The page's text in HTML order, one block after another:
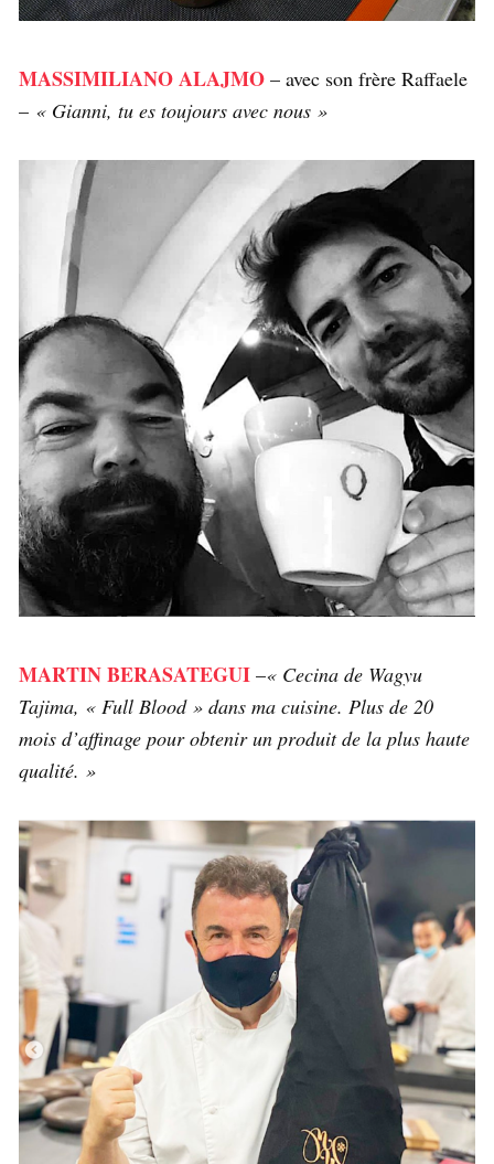
MASSIMILIANO ALAJMO – avec son frère Raffaele
– « Gianni, tu es toujours avec nous »
MARTIN BERASATEGUI –« Cecina de Wagyu
Tajima, « Full Blood » dans ma cuisine. Plus de 20
mois d’affinage pour obtenir un produit de la plus haute
qualité. »